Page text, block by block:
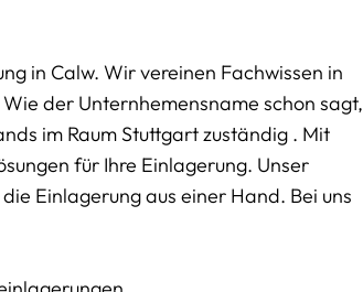
in Calw. Wir vereinen Fachwissen in
der Unternhemensname schon sagt,
im Raum Stuttgart zuständig . Mit
für Ihre Einlagerung. Unser
Einlagerung aus einer Hand. Bei uns